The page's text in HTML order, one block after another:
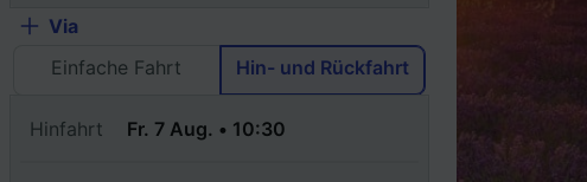
Via
Einfache Fahrt
Hin- und Rückfahrt
Hinfahrt